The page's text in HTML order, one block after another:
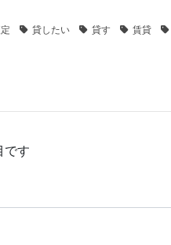
貸したい 貸す 賃貸
です